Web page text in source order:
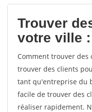
Trouver
votre ville
Comment trouver des
trouver des clients
tant qu'entreprise du
facile de trouver des
réaliser rapidement.